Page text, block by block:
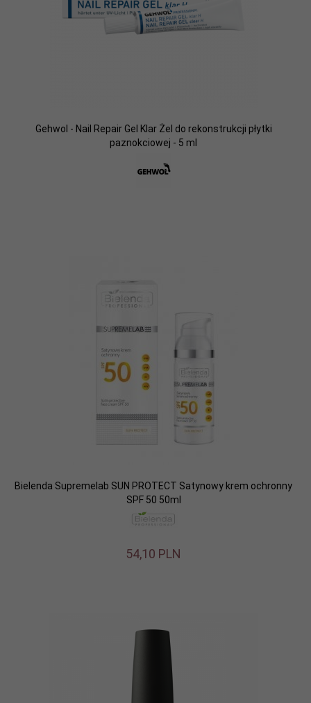
Gehwol - Nail Repair Gel Klar Żel do rekonstrukcji płytki
paznokciowej - 5 ml
Bielenda Supremelab SUN PROTECT Satynowy krem ochronny
SPF 50 50ml
54,10 PLN